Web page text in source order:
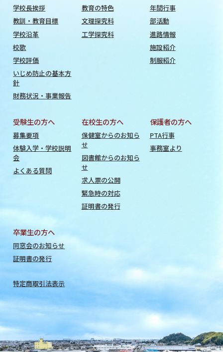
学校長挨拶
教訓・教育目標
学校沿革
校歌
学校評価
いじめ防止の基本方
針
財務状況・事業報告
教育の特色
文理探究科
工学探究科
年間行事
部活動
進路情報
施設紹介
制服紹介
受験生の方へ
募集要項
体験入学・学校説明
会
よくある質問
在校生の方へ
保健室からのお知ら
せ
図書館からのお知ら
せ
求人票の公開
緊急時の対応
証明書の発行
保護者の方へ
PTA行事
事務室より
卒業生の方へ
同窓会のお知らせ
証明書の発行
特定商取引法表示